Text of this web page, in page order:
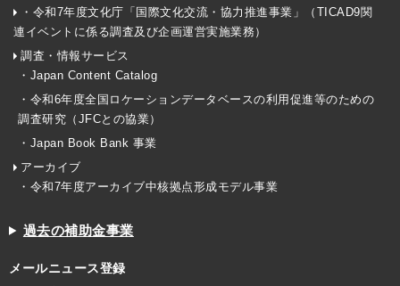
・令和7年度文化庁「国際文化交流・協力推進事業」（TICAD9関
連イベントに係る調査及び企画運営実施業務）
調査・情報サービス
・Japan Content Catalog
・令和6年度全国ロケーションデータベースの利用促進等のための
調査研究（JFCとの協業）
・Japan Book Bank 事業
アーカイブ
・令和7年度アーカイブ中核拠点形成モデル事業
過去の補助金事業
メールニュース登録